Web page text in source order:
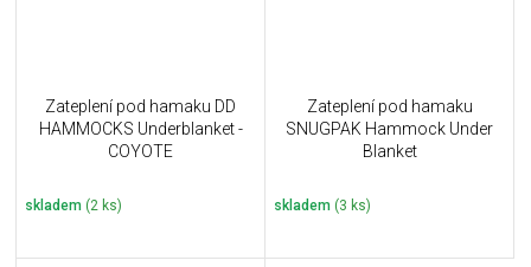
Zateplení pod hamaku DD
HAMMOCKS Underblanket -
COYOTE
skladem (2 ks)
Zateplení pod hamaku
SNUGPAK Hammock Under
Blanket
skladem (3 ks)